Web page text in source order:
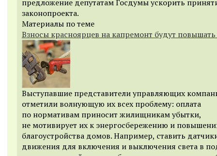
предложение депутатам Госдумы ускорить
законопроекта.
Материалы по теме
Взносы красноярцев на капремонт будут
Выступавшие представители управляющих
отметили волнующую их всех проблему: оплата
по нормативам приносит жилищникам убытки,
не мотивирует их к энергосбережению и
благоустройства домов. Например, ставить
движения для включения и выключения света в